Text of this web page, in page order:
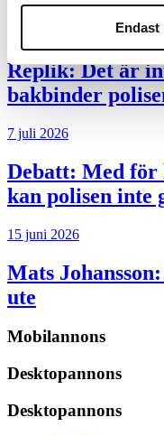
Endast
Replik:Det är
bakbinder
7 juli 2026
Debatt: Med för
kan polisen inte
15 juni 2026
Mats Johansson:
ute
Mobilannons
Desktopannons
Desktopannons